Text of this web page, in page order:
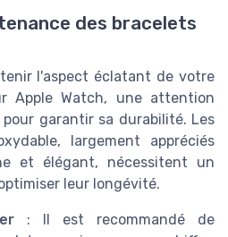
des bracelets
l'aspect éclatant de votre
Apple Watch, une attention
garantir sa durabilité. Les
largement appréciés
et élégant, nécessitent un
leur longévité.
: Il est recommandé de